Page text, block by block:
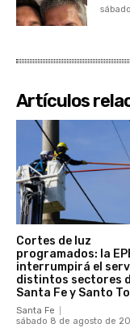
Artículos
Cortes de luz
programados: la
interrumpirá el
distintos sectores
Santa Fe y Santo
Santa Fe
sábado 8 de agosto de